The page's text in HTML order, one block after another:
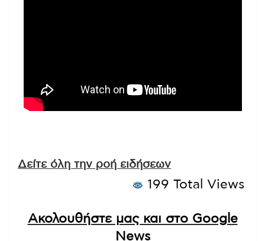
Δείτε όλη την ροή ειδήσεων
199 Total Views
Ακολουθήστε μας και στο Google
News